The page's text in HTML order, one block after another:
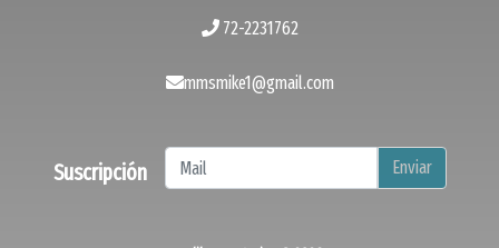
72-2231762
mmsmike1@gmail.com
Suscripción Enviar